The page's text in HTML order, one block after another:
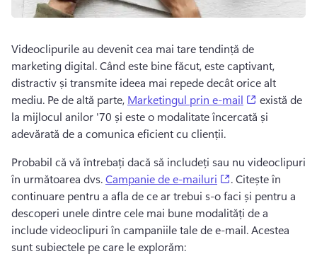
Videoclipurile au devenit cea mai tare tendință de
marketing digital. Când este bine făcut, este captivant,
distractiv și transmite ideea mai repede decât orice alt
mediu. Pe de altă parte, Marketingul prin e-mail (opens in a
există de
la mijlocul anilor '70 și este o modalitate încercată și
adevărată de a comunica eficient cu clienții.
Probabil că vă întrebați dacă să includeți sau nu videoclipuri
în următoarea dvs. Campanie de e-mailuri (opens in a new
. Citește în
continuare pentru a afla de ce ar trebui s-o faci și pentru a
descoperi unele dintre cele mai bune modalități de a
include videoclipuri în campaniile tale de e-mail. Acestea
sunt subiectele pe care le explorăm: